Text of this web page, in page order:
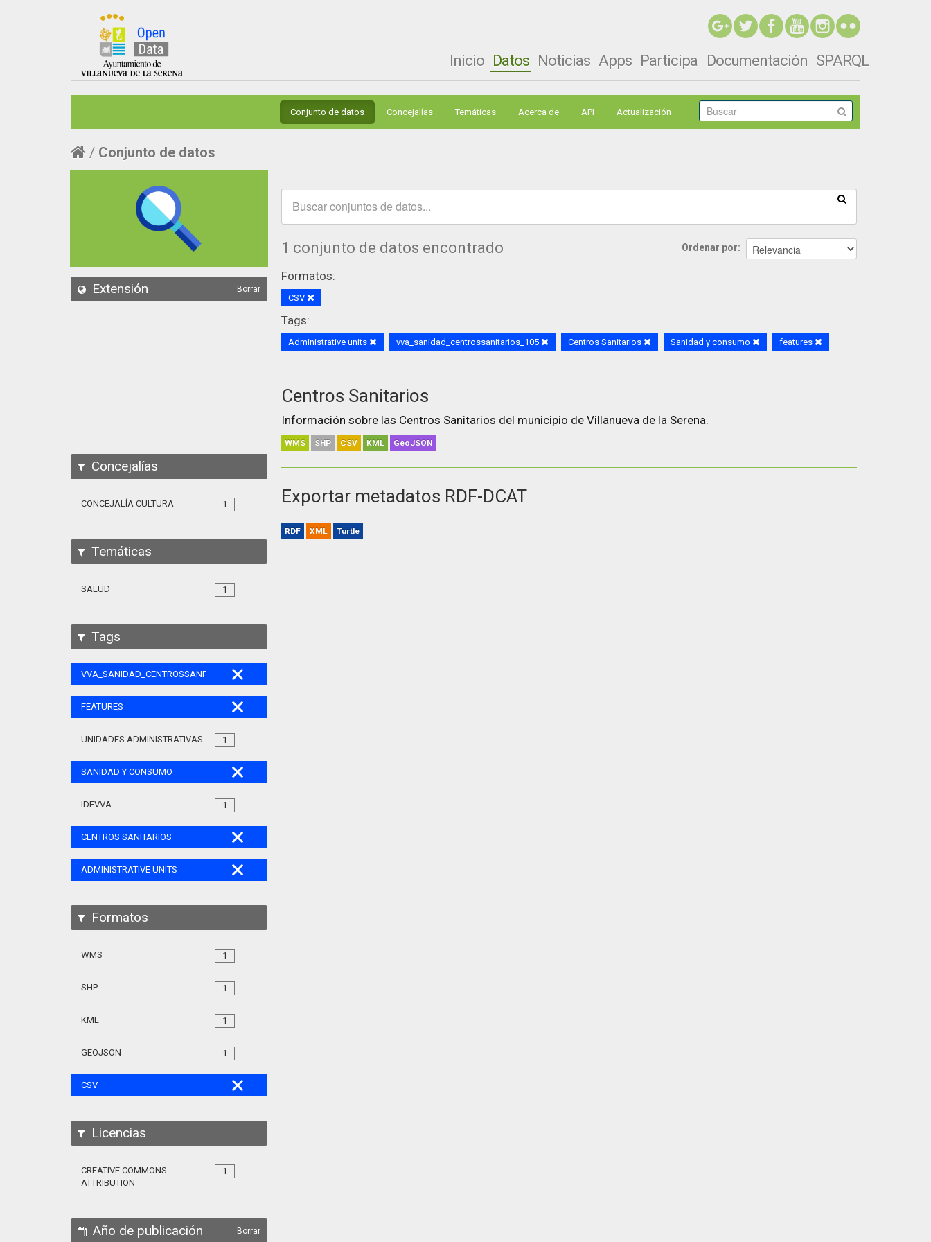
Inicio Datos Noticias Apps Participa Documentación SPARQL
Conjunto de datos Concejalías Temáticas Acerca de API Actualización
Conjunto de datos
Extensión Borrar
Concejalías
1
CONCEJALÍA CULTURA
Temáticas
1
SALUD
Tags
VVA_SANIDAD_CENTROSSANITARIOS_105
FEATURES
1
UNIDADES ADMINISTRATIVAS
SANIDAD Y CONSUMO
1
IDEVVA
CENTROS SANITARIOS
ADMINISTRATIVE UNITS
Formatos
1
WMS
1
SHP
1
KML
1
GEOJSON
CSV
Licencias
1
CREATIVE COMMONS
ATTRIBUTION
Año de publicación Borrar
Ordenar por
1 conjunto de datos encontrado
Formatos:
CSV
Tags:
Administrative units vva_sanidad_centrossanitarios_105 Centros Sanitarios Sanidad y consumo features
Centros Sanitarios
Información sobre las Centros Sanitarios del municipio de Villanueva de la Serena.
WMS SHP CSV KML GeoJSON
Exportar metadatos RDF-DCAT
RDF XML Turtle